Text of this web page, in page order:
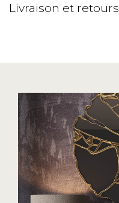
Livraison et retours